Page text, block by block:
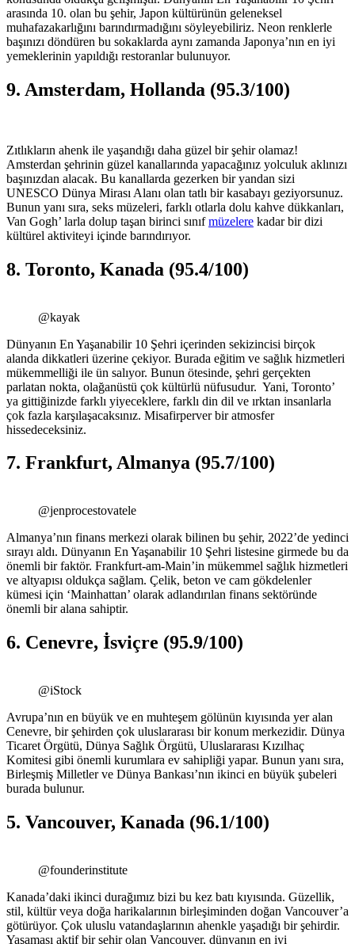
arasında 10. olan bu şehir, Japon kültürünün geleneksel
muhafazakarlığını barındırmadığını söyleyebiliriz. Neon renklerle
başınızı döndüren bu sokaklarda aynı zamanda Japonya’nın en iyi
yemeklerinin yapıldığı restoranlar bulunuyor.
9. Amsterdam, Hollanda (95.3/100)
Zıtlıkların ahenk ile yaşandığı daha güzel bir şehir olamaz!
Amsterdan şehrinin güzel kanallarında yapacağınız yolculuk aklınızı
başınızdan alacak. Bu kanallarda gezerken bir yandan sizi
UNESCO Dünya Mirası Alanı olan tatlı bir kasabayı geziyorsunuz.
Bunun yanı sıra, seks müzeleri, farklı otlarla dolu kahve dükkanları,
Van Gogh’ larla dolup taşan birinci sınıfmüzelere kadar bir dizi
kültürel aktiviteyi içinde barındırıyor.
8. Toronto, Kanada (95.4/100)
@kayak
Dünyanın En Yaşanabilir 10 Şehri içerinden sekizincisi birçok
alanda dikkatleri üzerine çekiyor. Burada eğitim ve sağlık hizmetleri
mükemmelliği ile ün salıyor. Bunun ötesinde, şehri gerçekten
parlatan nokta, olağanüstü çok kültürlü nüfusudur. Yani, Toronto’
ya gittiğinizde farklı yiyeceklere, farklı din dil ve ırktan insanlarla
çok fazla karşılaşacaksınız. Misafirperver bir atmosfer
hissedeceksiniz.
7. Frankfurt, Almanya (95.7/100)
@jenprocestovatele
Almanya’nın finans merkezi olarak bilinen bu şehir, 2022’de yedinci
sırayı aldı. Dünyanın En Yaşanabilir 10 Şehri listesine girmede bu da
önemli bir faktör. Frankfurt-am-Main’in mükemmel sağlık hizmetleri
ve altyapısı oldukça sağlam. Çelik, beton ve cam gökdelenler
kümesi için ‘Mainhattan’ olarak adlandırılan finans sektöründe
önemli bir alana sahiptir.
6. Cenevre, İsviçre (95.9/100)
@iStock
Avrupa’nın en büyük ve en muhteşem gölünün kıyısında yer alan
Cenevre, bir şehirden çok uluslararası bir konum merkezidir. Dünya
Ticaret Örgütü, Dünya Sağlık Örgütü, Uluslararası Kızılhaç
Komitesi gibi önemli kurumlara ev sahipliği yapar. Bunun yanı sıra,
Birleşmiş Milletler ve Dünya Bankası’nın ikinci en büyük şubeleri
burada bulunur.
5. Vancouver, Kanada (96.1/100)
@founderinstitute
Kanada’daki ikinci durağımız bizi bu kez batı kıyısında. Güzellik,
stil, kültür veya doğa harikalarının birleşiminden doğan Vancouver’a
götürüyor. Çok uluslu vatandaşlarının ahenkle yaşadığı bir şehirdir.
Yaşaması aktif bir şehir olan Vancouver, dünyanın en iyi